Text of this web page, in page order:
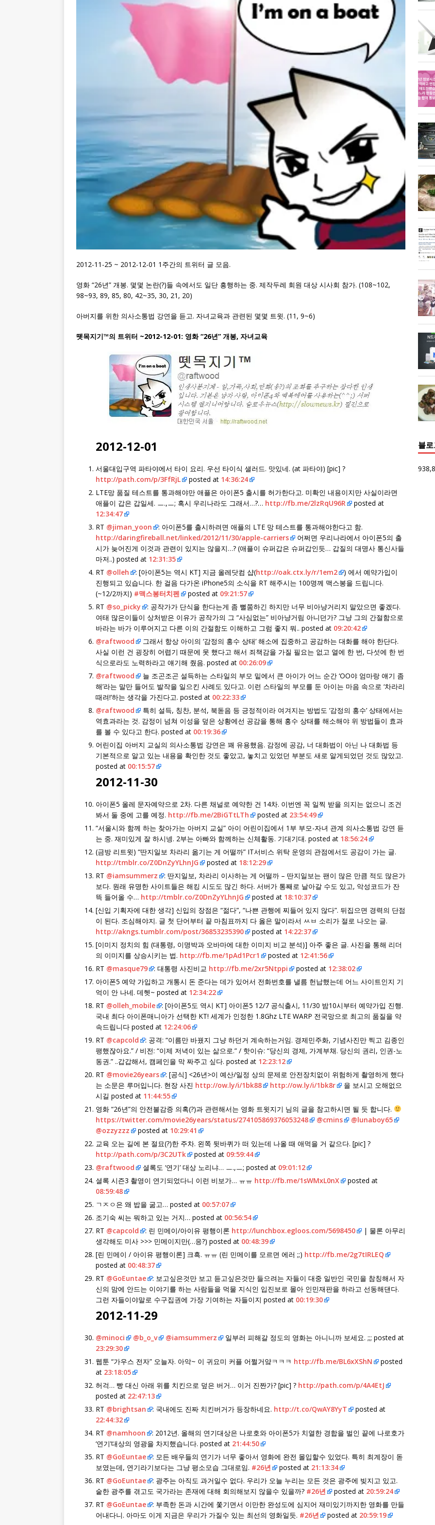
2012-11-25 ~ 2012-12-01 1주간의 트위터 글 모음.
영화 “26년” 개봉. 몇몇 논란(?)들 속에서도 일단 흥행하는 중. 제작두레 회원 대상 시사회 참가. (108~102,
98~93, 89, 85, 80, 42~35, 30, 21, 20)
아버지를 위한 의사소통법 강연을 듣고. 자녀교육과 관련된 몇몇 트윗. (11, 9~6)
뗏목지기™의 트위터 ~2012-12-01: 영화 “26년” 개봉, 자녀교육
2012-12-01
서울대입구역 파타야에서 타이 요리. 우선 타이식 샐러드. 맛있네. (at 파타야) [pic] ?
http://path.com/p/3FfRjL
posted at 14:36:24
LTE망 품질 테스트를 통과해야만 애플은 아이폰5 출시를 허가한다고. 미확인 내용이지만 사실이라면
애플이 갑은 갑일세. ㅡ.,ㅡ; 혹시 우리나라도 그래서…?… http://fb.me/2lzRqU96R
posted at
12:34:47
RT @jiman_yoon
: 아이폰5를 출시하려면 애플의 LTE 망 테스트를 통과해야한다고 함.
http://daringfireball.net/linked/2012/11/30/apple-carriers
어쩌면 우리나라에서 아이폰5의 출
시가 늦어진게 이것과 관련이 있지는 않을지…? (애플이 슈퍼갑은 슈퍼갑인듯… 갑질의 대명사 통신사들
마저..) posted at 12:31:35
RT @olleh : [아이폰5는 역시 KT] 지금 올레닷컴 샵(http://oak.ctx.ly/r/1em2
) 에서 예약가입이
진행되고 있습니다. 한 걸음 다가온 iPhone5의 소식을 RT 해주시는 100명께 맥스봉을 드립니다.
(~12/2까지) #맥스봉터치펜 posted at 09:21:57
RT @so_picky
: 공작가가 단식을 한다는게 좀 뻘쭘하긴 하지만 너무 비아냥거리지 말았으면 좋겠다.
여태 많은이들이 상처받은 이유가 공작가의 그 “사심없는” 비아냥거림 아니던가? 그냥 그의 간절함으로
바라는 바가 이루어지고 다른 이의 간절함도 이해하고 그럼 좋지 뭐.. posted at 09:20:42
@raftwood
그래서 항상 아이의 ‘감정의 홍수 상태’ 해소에 집중하고 공감하는 대화를 해야 한단다.
사실 이런 건 굉장히 어렵기 때문에 못 했다고 해서 죄책감을 가질 필요는 없고 열에 한 번, 다섯에 한 번
식으로라도 노력하라고 얘기해 줬음. posted at 00:26:09
@raftwood
늘 조곤조곤 설득하는 스타일의 부모 밑에서 큰 아이가 어느 순간 ‘OO야 엄마랑 얘기 좀
해’라는 말만 들어도 발작을 일으킨 사례도 있다고. 이런 스타일의 부모를 둔 아이는 마음 속으로 ‘차라리
때려!’하는 생각을 가진다고. posted at 00:22:33
@raftwood
특히 설득, 칭찬, 분석, 북돋음 등 긍정적이라 여겨지는 방법도 ‘감정의 홍수’ 상태에서는
역효과라는 것. 감정이 넘쳐 이성을 덮은 상황에선 공감을 통해 홍수 상태를 해소해야 위 방법들이 효과
를 볼 수 있다고 한다. posted at 00:19:36
어린이집 아버지 교실의 의사소통법 강연은 꽤 유용했음. 감정에 공감, 너 대화법이 아닌 나 대화법 등
기본적으로 알고 있는 내용을 확인한 것도 좋았고, 놓치고 있었던 부분도 새로 알게되었던 것도 많았고.
posted at 00:15:57
2012-11-30
아이폰5 올레 문자예약으로 2차. 다른 채널로 예약한 건 14차. 이번엔 꼭 일찍 받을 의지는 없으니 조건
봐서 둘 중에 고를 예정. http://fb.me/2BiGTtLTh posted at 23:54:49
“서울시와 함께 하는 찾아가는 아버지 교실” 아이 어린이집에서 1부 부모-자녀 관계 의사소통법 강연 듣
는 중. 재미있게 잘 하시넹. 2부는 아빠와 함께하는 신체활동. 기대기대. posted at 18:56:24
(금방 리트윗) “딴지일보 차라리 옮기는 게 어떨까” IT서비스 위탁 운영의 관점에서도 공감이 가는 글.
http://tmblr.co/Z0DnZyYLhnJG
posted at 18:12:29
RT @iamsummerz
: 딴지일보, 차라리 이사하는 게 어떨까 – 딴지일보는 팬이 많은 만큼 적도 많은가
보다. 원래 유명한 사이트들은 해킹 시도도 많긴 하다. 서버가 통째로 날아갈 수도 있고, 악성코드가 잔
뜩 들어올 수… http://tmblr.co/Z0DnZyYLhnJG posted at 18:10:37
[신입 기획자에 대한 생각] 신입의 장점은 “젊다”, “나쁜 관행에 찌들어 있지 않다”. 뒤집으면 경력의 단점
이 된다. 조심해야지. 글 첫 단어부터 끝 마침표까지 다 옳은 말이라서 ㅆㅂ 소리가 절로 나오는 글.
http://akngs.tumblr.com/post/36853235390
posted at 14:22:37
[이미지 정치의 힘 (대통령, 이명박과 오바마에 대한 이미지 비교 분석)] 아주 좋은 글. 사진을 통해 리더
의 이미지를 상승시키는 법. http://fb.me/1pAd1Pcr1 posted at 12:41:56
RT @masque79 : 대통령 사진비교 http://fb.me/2xr5Ntppi posted at 12:38:02
아이폰5 예약 가입하고 개통시 돈 준다는 데가 있어서 전화번호를 낼름 헌납했는데 어느 사이트인지 기
억이 안 나네. 데헷~ posted at 12:34:22
RT @olleh_mobile
: [아이폰5도 역시 KT] 아이폰5 12/7 공식출시, 11/30 밤10시부터 예약가입 진행.
국내 최다 아이폰매니아가 선택한 KT! 세계가 인정한 1.8Ghz LTE WARP 전국망으로 최고의 품질을 약
속드립니다 posted at 12:24:06
RT @capcold
: 공격: “이름만 바꿨지 그냥 하던거 계속하는거임. 경제민주화, 기념사진만 찍고 김종인
팽했잖아요.” / 비전: “이제 저녁이 있는 삶으로.” / 핫이슈: “당신의 경제, 가계부채. 당신의 권리, 인권-노
동권.” ..갑갑해서, 캠페인을 막 짜주고 싶다. posted at 12:23:12
RT @movie26years
: [공식] <26년>이 예산/일정 상의 문제로 안전장치없이 위험하게 촬영하게 했다
는 소문은 루머입니다. 현장 사진 http://ow.ly/i/1bk88 http://ow.ly/i/1bk8r
을 보시고 오해없으
시길 posted at 11:44:55
영화 “26년”의 안전불감증 의혹(?)과 관련해서는 영화 트윗지기 님의 글을 참고하시면 될 듯 합니다.
https://twitter.com/movie26years/status/274105869376053248
@cmins
@lunaboy65
@ozzyzzz
posted at 10:29:41
교육 오는 길에 본 절묘(?)한 주차. 왼쪽 뒷바퀴가 떠 있는데 나올 때 애먹을 거 같으다. [pic] ?
http://path.com/p/3C2UTk
posted at 09:59:44
@raftwood
셜록도 ‘연기’ 대상 노리냐… ㅡ.,ㅡ; posted at 09:01:12
셜록 시즌3 촬영이 연기되었다니 이런 비보가… ㅠㅠ http://fb.me/1sWMxL0nX
posted at
08:59:48
ㄱㅈㅇ은 왜 밥을 굶고… posted at 00:57:07
조기숙 씨는 뭐하고 있는 거지… posted at 00:56:54
RT @capcold : 린 민메이/아이유 평행이론 http://lunchbox.egloos.com/5698450
| 물론 아무리
생각해도 미사 >>> 민메이지만(…응?) posted at 00:48:39
[린 민메이 / 아이유 평행이론] 크흑. ㅠㅠ (린 민메이를 모르면 에러 ;;) http://fb.me/2g7tIRLEQ
posted at 00:48:37
RT @GoEuntae
: 보고싶은것만 보고 듣고싶은것만 들으려는 자들이 대중 일반인 국민을 참칭해서 자
신의 맘에 안드는 이야기를 하는 사람들을 먹물 지식인 입진보로 몰아 인민재판을 하라고 선동해댄다.
그런 자들이야말로 수구집권에 가장 기여하는 자들이지 posted at 00:19:30
2012-11-29
@minoci @b_o_v @iamsummerz
일부러 피해갈 정도의 영화는 아니니까 보세요. ;;; posted at
23:29:30
웹툰 “가우스 전자” 오늘자. 아악~ 이 귀요미 커플 어쩔거얔ㅋㅋㅋ http://fb.me/BL6xXShN
posted
at 23:18:05
허걱… 빵 대신 아래 위를 치킨으로 덮은 버거… 이거 진짠가? [pic] ? http://path.com/p/4A4EtJ
posted at 22:47:13
RT @brightsan : 국내에도 진짜 치킨버거가 등장하네요. http://t.co/QwAY8YyT
posted at
22:44:32
RT @namhoon
: 2012년. 올해의 연기대상은 나로호와 아이폰5가 치열한 경합을 벌인 끝에 나로호가
‘연기’대상의 영광을 차지했습니다. posted at 21:44:50
RT @GoEuntae
: 모든 배우들의 연기가 너무 좋아서 영화에 완전 몰입할수 있었다. 특히 최계장이 돋
보였는데, 연기라기보다는 그냥 평소모습 그대로임. #26년 posted at 21:13:34
RT @GoEuntae
: 광주는 아직도 과거일수 없다. 우리가 오늘 누리는 모든 것은 광주에 빚지고 있고.
숱한 광주를 겪고도 국가라는 존재에 대해 회의해보지 않을수 있을까? #26년 posted at 20:59:24
RT @GoEuntae
: 부족한 돈과 시간에 쫓기면서 이만한 완성도에 심지어 재미있기까지한 영화를 만들
어내다니. 아마도 이게 지금은 우리가 가질수 있는 최선의 영화일듯. #26년 posted at 20:59:19
블